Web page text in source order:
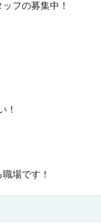
フの募集中！
！
場です！